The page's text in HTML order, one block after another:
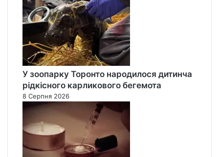
У зоопарку Торонто народилося дитинча
рідкісного карликового бегемота
8 Серпня 2026